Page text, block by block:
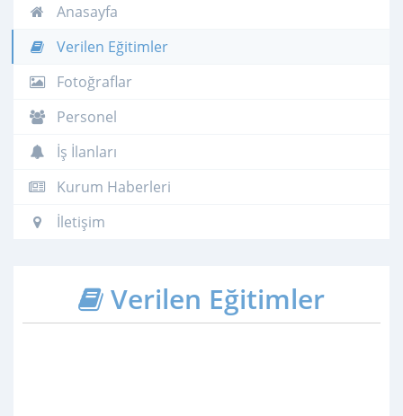
Anasayfa
Verilen Eğitimler
Fotoğraflar
Personel
İş İlanları
Kurum Haberleri
İletişim
Verilen Eğitimler